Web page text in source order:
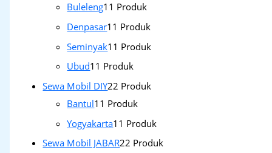
Buleleng1 1 Produk
Denpasar1 1 Produk
Seminyak1 1 Produk
Ubud1 1 Produk
Sewa Mobil DIY22 Produk
Bantul1 1 Produk
Yogyakarta1 1 Produk
Sewa Mobil JABAR22 Produk